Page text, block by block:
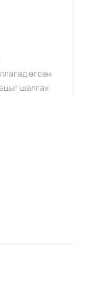
өгсөн
шалгах
цахим